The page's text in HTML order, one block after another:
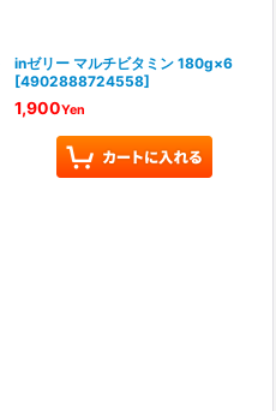
inゼリー マルチビタミン 180g×6
[4902888724558]
1,900Yen